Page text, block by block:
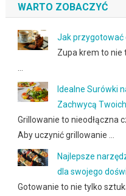
WARTO ZOBACZYĆ
Jak przygotować
Zupa krem to nie
Idealne Surówki
Zachwycą
Grillowanie to nieodłączna
Aby uczynić grillowanie …
Najlepsze
dla swojego
Gotowanie to nie tylko